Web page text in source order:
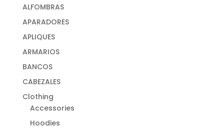
ALFOMBRAS
APARADORES
APLIQUES
ARMARIOS
BANCOS
CABEZALES
Clothing
Accessories
Hoodies